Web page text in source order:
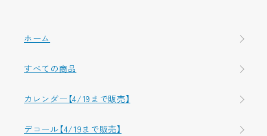
ホーム
すべての商品
カレンダー【4/19まで販売】
デコール【4/19まで販売】